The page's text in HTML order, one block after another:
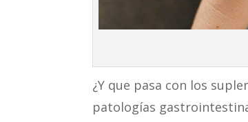
¿Y que pasa con los
patologías